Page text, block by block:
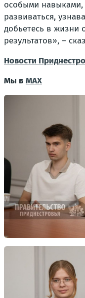
особыми
развиваться,
добьетесь в жизни
результатов», –
Новости
Мы в MAX